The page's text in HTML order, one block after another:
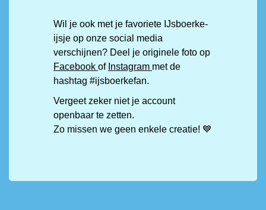
Wil je ook met je favoriete IJsboerke-
ijsje op onze social media
verschijnen? Deel je originele foto op
Facebook of Instagram met de
hashtag #ijsboerkefan.
Vergeet zeker niet je account
openbaar te zetten.
Zo missen we geen enkele creatie! 💙